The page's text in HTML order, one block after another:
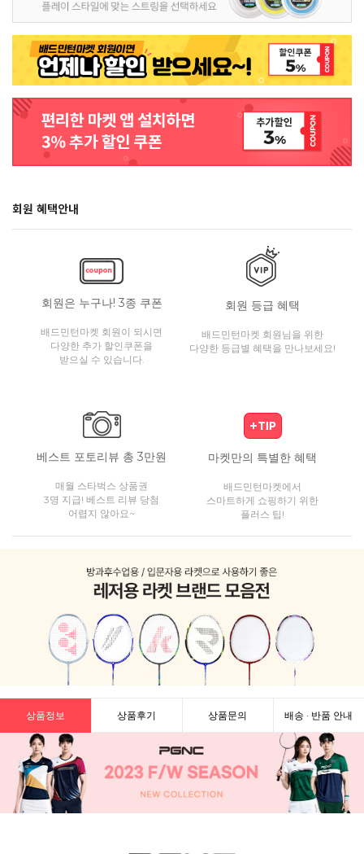
회원 혜택안내
회원은 누구나! 3종 쿠폰
배드민턴마켓 회원이 되시면
다양한 추가 할인쿠폰을
받으실 수 있습니다.
회원 등급 혜택
배드민턴마켓 회원님을 위한
다양한 등급별 혜택을 만나보세요!
베스트 포토리뷰 총 3만원
매월 스타벅스 상품권
3명 지급! 베스트 리뷰 당첨
어렵지 않아요~
마켓만의 특별한 혜택
배드민턴마켓에서
스마트하게 쇼핑하기 위한
플러스 팁!
상품정보 상품후기 상품문의 배송 · 반품 안내